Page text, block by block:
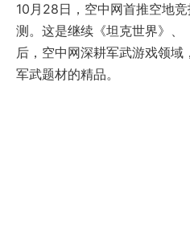
10月28日，空中网首推空地
测。这是继续《坦克世界》、
后，空中网深耕军武游戏领
军武题材的精品。